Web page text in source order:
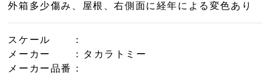
外箱多少傷み、屋根、右側面に経年による変色あり
スケール
：
メーカー
：タカラトミー
メーカー品番
：